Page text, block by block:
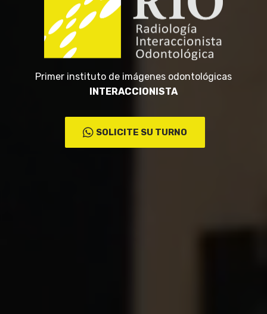
Primer instituto de imágenes odontológicas
INTERACCIONISTA
SOLICITE SU TURNO